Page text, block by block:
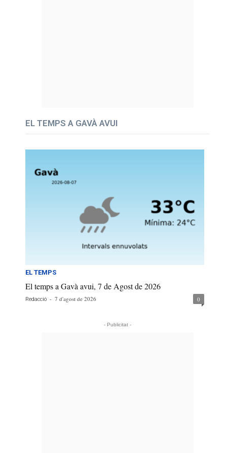
EL TEMPS A GAVÀ AVUI
EL TEMPS
El temps a Gavà avui, 7 de Agost de 2026
Redacció - 7 d'agost de 2026 0
- Publicitat -